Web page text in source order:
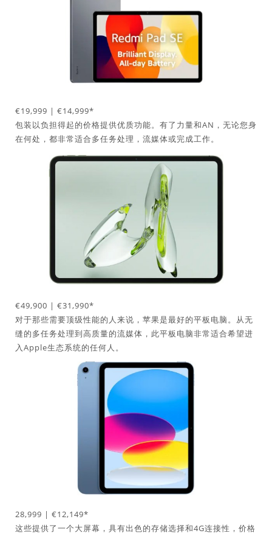
€19,999 | €14,999*
包装以负担得起的价格提供优质功能。有了力量和AN，无论您身
在何处，都非常适合多任务处理，流媒体或完成工作。
€49,900 | €31,990*
对于那些需要顶级性能的人来说，苹果是最好的平板电脑。从无
缝的多任务处理到高质量的流媒体，此平板电脑非常适合希望进
入Apple生态系统的任何人。
28,999 | €12,149*
这些提供了一个大屏幕，具有出色的存储选择和4G连接性，价格